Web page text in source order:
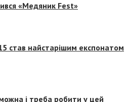
«Медяник Fest»
став найстарішим експонатом
і треба робити у цей